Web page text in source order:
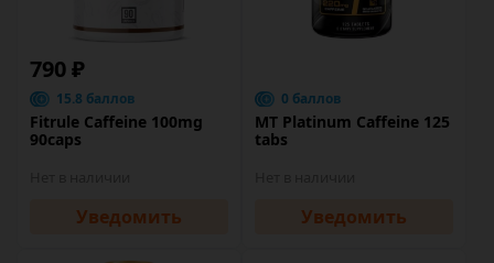
790 ₽
15.8 баллов
Fitrule Caffeine 100mg
90caps
Уведомить
0 баллов
MT Platinum Caffeine 125
tabs
Уведомить